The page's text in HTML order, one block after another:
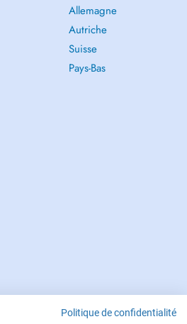
Allemagne
Autriche
Suisse
Pays-Bas
Politique de confidentialité